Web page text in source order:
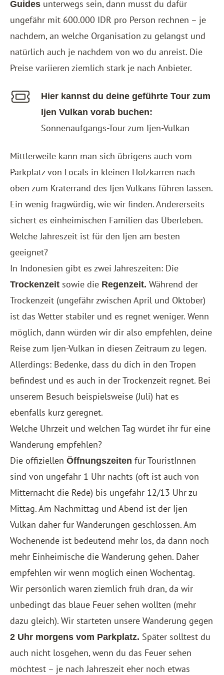
Guides unterwegs sein, dann musst du dafür
ungefähr mit 600.000 IDR pro Person rechnen – je
nachdem, an welche Organisation zu gelangst und
natürlich auch je nachdem von wo du anreist. Die
Preise variieren ziemlich stark je nach Anbieter.
Hier kannst du deine geführte Tour zum
Ijen Vulkan vorab buchen:
Sonnenaufgangs-Tour zum Ijen-Vulkan
Mittlerweile kann man sich übrigens auch vom
Parkplatz von Locals in kleinen Holzkarren nach
oben zum Kraterrand des Ijen Vulkans führen lassen.
Ein wenig fragwürdig, wie wir finden. Andererseits
sichert es einheimischen Familien das Überleben.
Welche Jahreszeit ist für den Ijen am besten
geeignet?
In Indonesien gibt es zwei Jahreszeiten: Die
Trockenzeit sowie die Regenzeit. Während der
Trockenzeit (ungefähr zwischen April und Oktober)
ist das Wetter stabiler und es regnet weniger. Wenn
möglich, dann würden wir dir also empfehlen, deine
Reise zum Ijen-Vulkan in diesen Zeitraum zu legen.
Allerdings: Bedenke, dass du dich in den Tropen
befindest und es auch in der Trockenzeit regnet. Bei
unserem Besuch beispielsweise (Juli) hat es
ebenfalls kurz geregnet.
Welche Uhrzeit und welchen Tag würdet ihr für eine
Wanderung empfehlen?
Die offiziellen Öffnungszeiten für TouristInnen
sind von ungefähr 1 Uhr nachts (oft ist auch von
Mitternacht die Rede) bis ungefähr 12/13 Uhr zu
Mittag. Am Nachmittag und Abend ist der Ijen-
Vulkan daher für Wanderungen geschlossen. Am
Wochenende ist bedeutend mehr los, da dann noch
mehr Einheimische die Wanderung gehen. Daher
empfehlen wir wenn möglich einen Wochentag.
Wir persönlich waren ziemlich früh dran, da wir
unbedingt das blaue Feuer sehen wollten (mehr
dazu gleich). Wir starteten unsere Wanderung gegen
2 Uhr morgens vom Parkplatz. Später solltest du
auch nicht losgehen, wenn du das Feuer sehen
möchtest – je nach Jahreszeit eher noch etwas